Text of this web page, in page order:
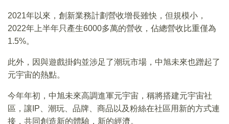
2021年以來，創新業務計劃營收增長雖快，但規模小，
2022年上半年只產生6000多萬的營收，佔總營收比重僅為
1.5%。
此外，因與遊戲掛鈎並涉足了潮玩市場，中旭未來也蹭起了
元宇宙的熱點。
今年年初，中旭未來高調進軍元宇宙，稱將搭建元宇宙社
區，讓IP、潮玩、品牌、商品以及粉絲在社區用新的方式連
接，共同創造新的體驗，新的經濟。